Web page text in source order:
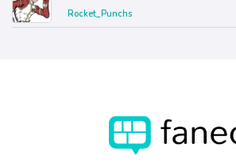
Rocket_Punchs